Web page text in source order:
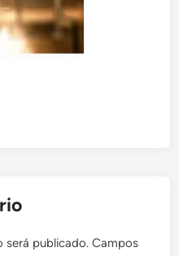
será publicado. Campos